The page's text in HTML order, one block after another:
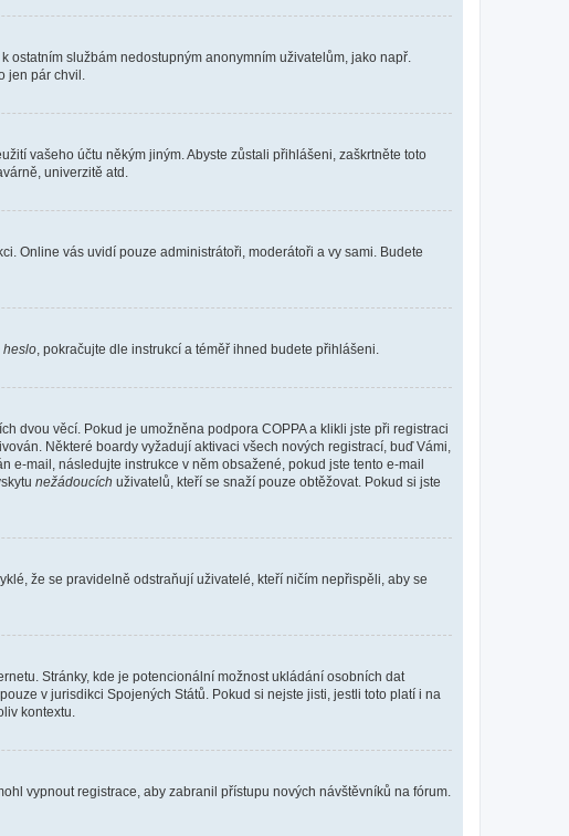
službám nedostupným anonymním uživatelům, jako např.
jen pár chvil.
vašeho účtu někým jiným. Abyste zůstali přihlášeni, zaškrtněte toto
univerzitě atd.
Online vás uvidí pouze administrátoři, moderátoři a vy sami. Budete
heslo , pokračujte dle instrukcí a téměř ihned budete přihlášeni.
dvou věcí. Pokud je umožněna podpora COPPA a klikli jste při registraci
Některé boardy vyžadují aktivaci všech nových registrací, buď Vámi,
e-mail, následujte instrukce v něm obsažené, pokud jste tento e-mail
nežádoucích uživatelů, kteří se snaží pouze obtěžovat. Pokud si jste
že se pravidelně odstraňují uživatelé, kteří ničím nepřispěli, aby se
Stránky, kde je potencionální možnost ukládání osobních dat
v jurisdikci Spojených Států. Pokud si nejste jisti, jestli toto platí i na
kontextu.
vypnout registrace, aby zabranil přístupu nových návštěvníků na fórum.